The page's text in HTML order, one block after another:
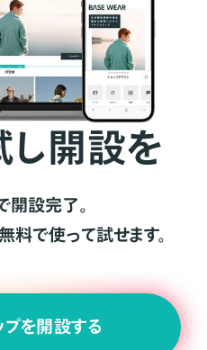
し開設を
開設完了。
料で使って試せます。
を開設する